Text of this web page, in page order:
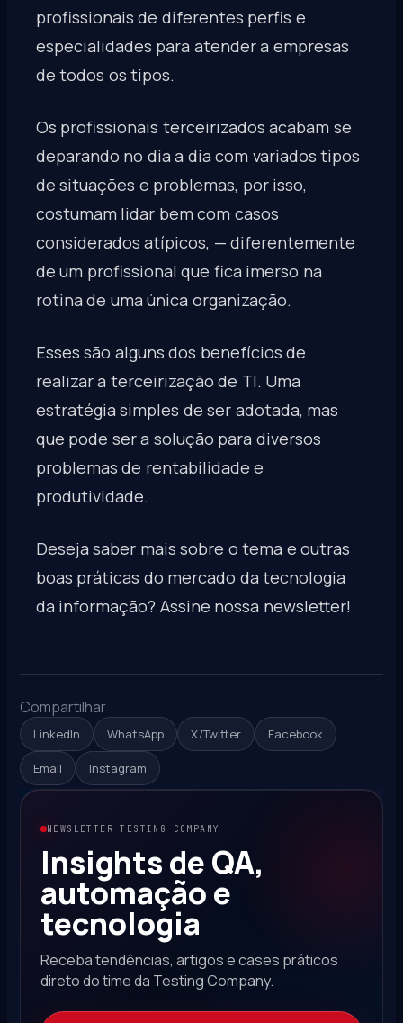
profissionais de diferentes perfis e
especialidades para atender a empresas
de todos os tipos.
Os profissionais terceirizados acabam se
deparando no dia a dia com variados tipos
de situações e problemas, por isso,
costumam lidar bem com casos
considerados atípicos, — diferentemente
de um profissional que fica imerso na
rotina de uma única organização.
Esses são alguns dos benefícios de
realizar a terceirização de TI. Uma
estratégia simples de ser adotada, mas
que pode ser a solução para diversos
problemas de rentabilidade e
produtividade.
Deseja saber mais sobre o tema e outras
boas práticas do mercado da tecnologia
da informação? Assine nossa newsletter!
Compartilhar
LinkedIn WhatsApp X/Twitter Facebook
Email Instagram
NEWSLETTER TESTING COMPANY
Insights de QA,
automação e
tecnologia
Receba tendências, artigos e cases práticos
direto do time da Testing Company.